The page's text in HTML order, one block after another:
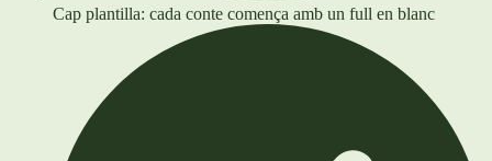
Cap plantilla: cada conte comença amb un full en blanc